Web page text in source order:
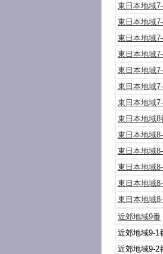
東日本地域
東日本地域
東日本地域
東日本地域
東日本地域
東日本地域
東日本地域
東日本地域8
東日本地域
東日本地域
東日本地域
東日本地域
東日本地域
近郊地域9番
近郊地域9-1
近郊地域9-2